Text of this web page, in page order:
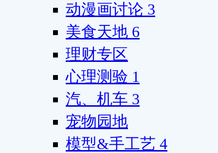
动漫画讨论 3
美食天地 6
理财专区
心理测验 1
汽、机车 3
宠物园地
模型&手工艺 4